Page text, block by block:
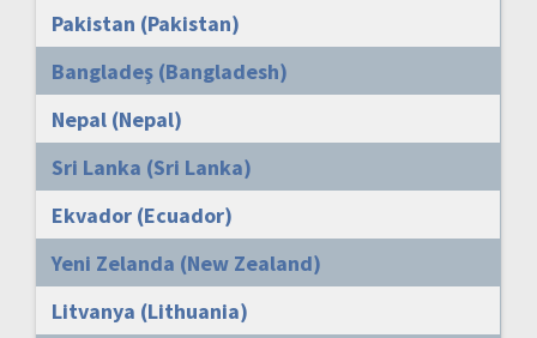
Pakistan (Pakistan)
Bangladeş (Bangladesh)
Nepal (Nepal)
Sri Lanka (Sri Lanka)
Ekvador (Ecuador)
Yeni Zelanda (New Zealand)
Litvanya (Lithuania)